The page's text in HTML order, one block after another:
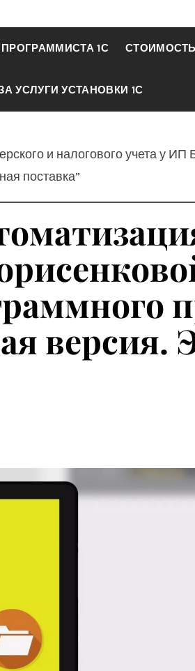
1С
УСЛУГИ УСТАНОВКИ 1С
и налогового учета у
поставка”
версия.